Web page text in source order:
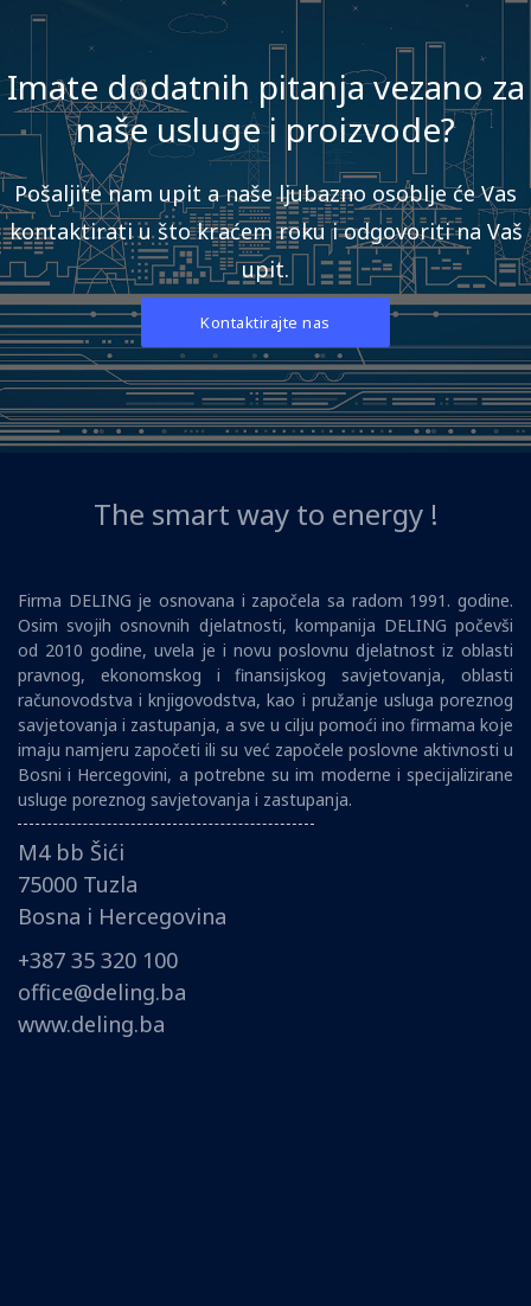
Imate dodatnih pitanja vezano za
naše usluge i proizvode?
Pošaljite nam upit a naše ljubazno osoblje će Vas
kontaktirati u što kraćem roku i odgovoriti na Vaš
upit.
Kontaktirajte nas
The smart way to energy !
Firma DELING je osnovana i započela sa radom 1991. godine.
Osim svojih osnovnih djelatnosti, kompanija DELING počevši
od 2010 godine, uvela je i novu poslovnu djelatnost iz oblasti
pravnog, ekonomskog i finansijskog savjetovanja, oblasti
računovodstva i knjigovodstva, kao i pružanje usluga poreznog
savjetovanja i zastupanja, a sve u cilju pomoći ino firmama koje
imaju namjeru započeti ili su već započele poslovne aktivnosti u
Bosni i Hercegovini, a potrebne su im moderne i specijalizirane
usluge poreznog savjetovanja i zastupanja.
M4 bb Šići
75000 Tuzla
Bosna i Hercegovina
+387 35 320 100
office@deling.ba
www.deling.ba